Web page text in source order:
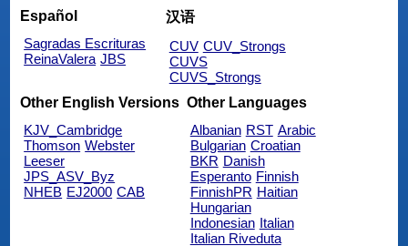
Español
Sagradas Escrituras
ReinaValera JBS
汉语
CUV CUV_Strongs
CUVS
CUVS_Strongs
Other English Versions
KJV_Cambridge
Thomson Webster
Leeser
JPS_ASV_Byz
NHEB EJ2000 CAB
Other Languages
Albanian RST Arabic
Bulgarian Croatian
BKR Danish
Esperanto Finnish
FinnishPR Haitian
Hungarian
Indonesian Italian
Italian Riveduta